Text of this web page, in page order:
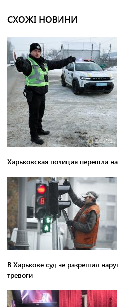
СХОЖІ НОВИНИ
Харьковская полиция перешла
В Харькове суд не разрешил
тревоги